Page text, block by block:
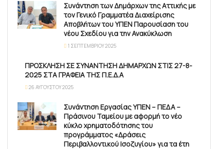
Συνάντηση των Δημάρχων της Αττικής με
τον Γενικό Γραμματέα Διαχείρισης
Αποβλήτων του ΥΠΕΝ Παρουσίαση του
νέου Σχεδίου για την Ανακύκλωση
1 ΣΕΠΤΕΜΒΡΊΟΥ 2025
ΠΡΟΣΚΛΗΣΗ ΣΕ ΣΥΝΑΝΤΗΣΗ ΔΗΜΑΡΧΩΝ ΣΤΙΣ 27-8-
2025 ΣΤΑ ΓΡΑΦΕΙΑ ΤΗΣ Π.Ε.Δ.Α
26 ΑΥΓΟΎΣΤΟΥ 2025
Συνάντηση Εργασίας ΥΠΕΝ – ΠΕΔΑ –
Πράσινου Ταμείου με αφορμή το νέο
κύκλο χρηματοδότησης του
προγράμματος «Δράσεις
Περιβαλλοντικού Ισοζυγίου» για τα έτη